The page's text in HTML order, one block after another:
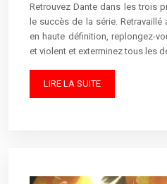
Retrouvez Dante dans les trois
le succès de la série.
en haute définition, replongez-
et violent et exterminez tous les
LIRE LA SUITE